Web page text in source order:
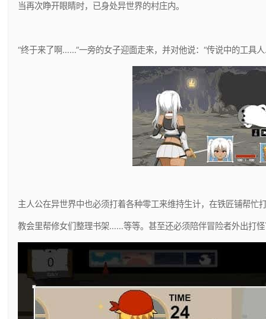
当再次睁开眼睛时，已身处异世界的村庄内。
“终于来了啊……”一旁的女子迎面走来，并对他说：“传说中的工具
主人公在异世界中也必须打着各种零工来维持生计，在铁匠铺帮忙
教会里帮修女们整理书架……等等。甚至还必须陪伴冒险者外出打